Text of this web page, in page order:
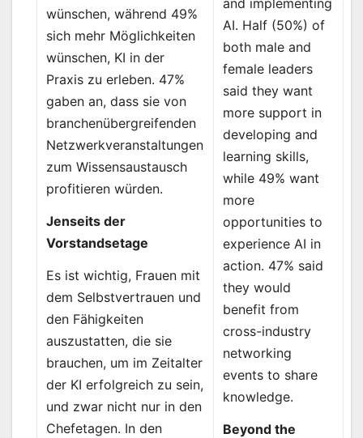
wünschen, während 49%
sich mehr Möglichkeiten
wünschen, KI in der
Praxis zu erleben. 47%
gaben an, dass sie von
branchenübergreifenden
Netzwerkveranstaltungen
zum Wissensaustausch
profitieren würden.
Jenseits der
Vorstandsetage
Es ist wichtig, Frauen mit
dem Selbstvertrauen und
den Fähigkeiten
auszustatten, die sie
brauchen, um im Zeitalter
der KI erfolgreich zu sein,
und zwar nicht nur in den
Chefetagen. In den
and implementing
AI. Half (50%) of
both male and
female leaders
said they want
more support in
developing and
learning skills,
while 49% want
more
opportunities to
experience AI in
action. 47% said
they would
benefit from
cross-industry
networking
events to share
knowledge.
Beyond the